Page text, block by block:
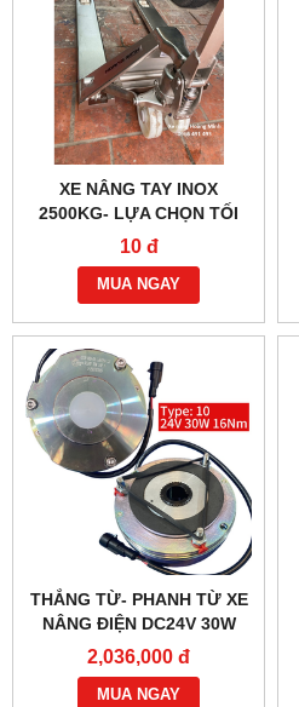
XE NÂNG TAY INOX
2500KG- LỰA CHỌN TỐI
ƯU CHO NGÀNH THỰC
PHẢM, THỦY SẢN
10 đ
MUA NGAY
THẮNG TỪ- PHANH TỪ XE
NÂNG ĐIỆN DC24V 30W
G218-REB-04-10B
2,036,000 đ
MUA NGAY